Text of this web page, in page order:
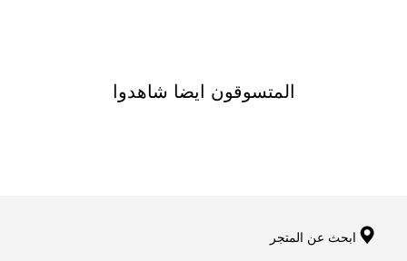
المتسوقون ايضا شاهدوا
ابحث عن المتجر